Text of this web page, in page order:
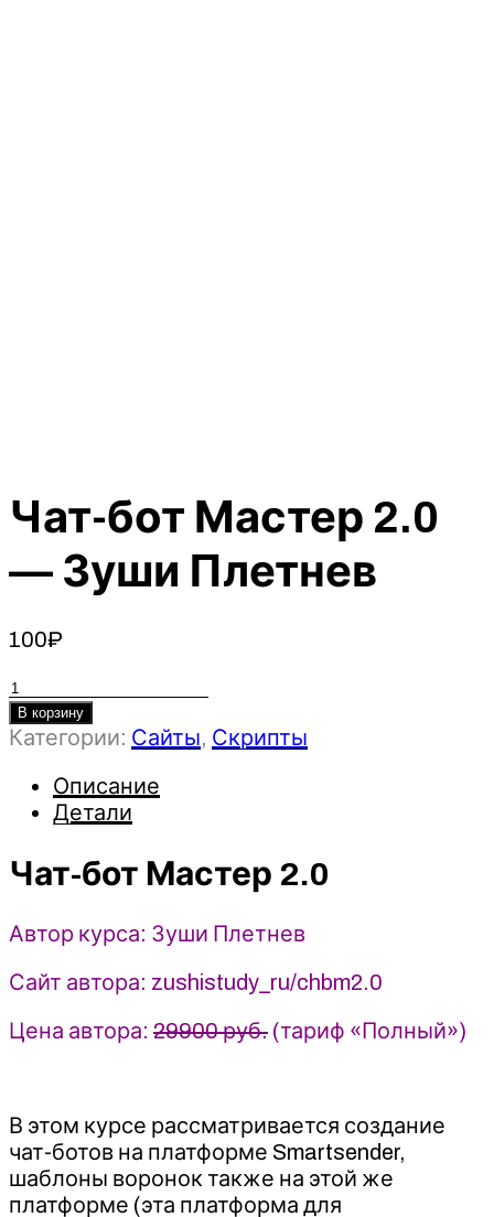
Чат-бот Мастер 2.0
— Зуши Плетнев
100₽
Количество
товара
Чат-
Мастер
2.0
Зуши
Плетнев
В корзину
Категории: Сайты, Скрипты
Описание
Детали
Чат-бот Мастер 2.0
Автор курса: Зуши Плетнев
Сайт автора: zushistudy_ru/chbm2.0
Цена автора: 29900 руб. (тариф «Полный»)
В этом курсе рассматривается создание
чат-ботов на платформе Smartsender,
шаблоны воронок также на этой же
платформе (эта платформа для